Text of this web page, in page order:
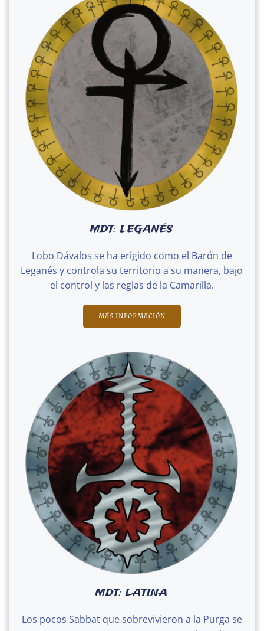
MDT: LEGANÉS
Lobo Dávalos se ha erigido como el Barón de
Leganés y controla su territorio a su manera, bajo
el control y las reglas de la Camarilla.
MÁS INFORMACIÓN
MDT: LATINA
Los pocos Sabbat que sobrevivieron a la Purga se